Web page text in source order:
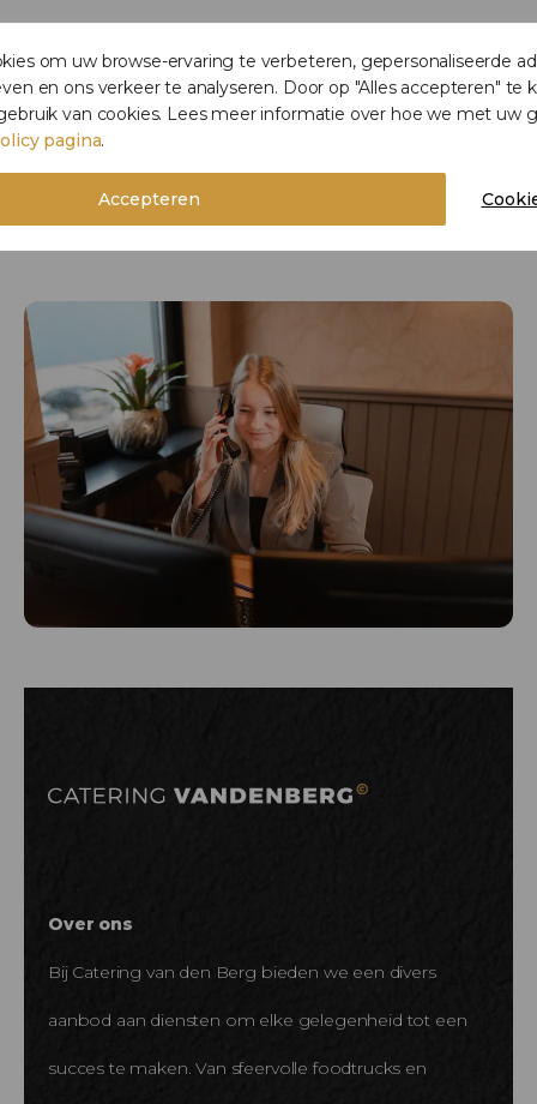
om uw browse-ervaring te verbeteren, gepersonaliseerde
en ons verkeer te analyseren. Door op "Alles accepteren" te
van cookies. Lees meer informatie over hoe we met uw
pagina.
Accepteren
€ 25,95 per persoon
all inclusive bij Catering Van den Berg
vanaf 20 personen
inclusief 9% BTW
OFFERTE AANVRAGEN
Over ons
Bij Catering van den Berg bieden we een divers
aanbod aan diensten om elke gelegenheid tot een
succes te maken. Van sfeervolle foodtrucks en